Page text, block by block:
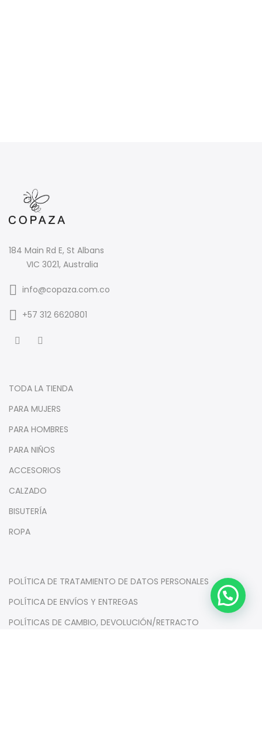
184 Main Rd E, St Albans
VIC 3021, Australia
info@copaza.com.co
‪+57 312 6620801‬
TODA LA TIENDA
PARA MUJERS
PARA HOMBRES
PARA NIÑOS
ACCESORIOS
CALZADO
BISUTERÍA
ROPA
POLÍTICA DE TRATAMIENTO DE DATOS PERSONALES
POLÍTICA DE ENVÍOS Y ENTREGAS
POLÍTICAS DE CAMBIO, DEVOLUCIÓN/RETRACTO